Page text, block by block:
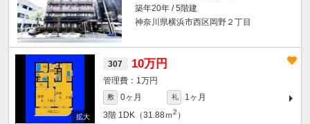
築年20年 / 5階建
神奈川県横浜市西区岡野２丁目
307 10万円
1万円
敷 0ヶ月 礼
1ヶ月
3階 1DK（31.88ｍ2 ）